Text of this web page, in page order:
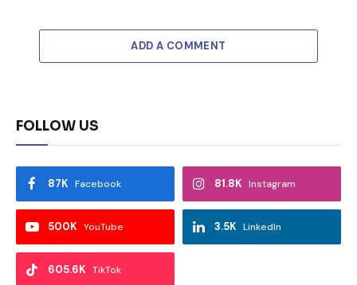
ADD A COMMENT
FOLLOW US
Facebook
87K Instagram
81.8K
YouTube
500K LinkedIn
3.5K
TikTok
605.6K